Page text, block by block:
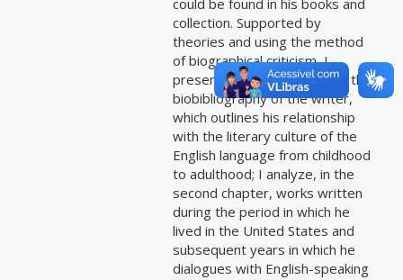
could be found in his books and
collection. Supported by
theories and using the method
of biographical criticism, I
present, in the first chapter, the
biobibliography of the writer,
which outlines his relationship
with the literary culture of the
English language from childhood
to adulthood; I analyze, in the
second chapter, works written
during the period in which he
lived in the United States and
subsequent years in which he
dialogues with English-speaking